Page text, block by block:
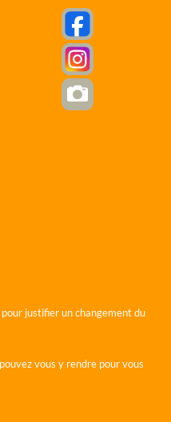
justifier un changement du
vous y rendre pour vous